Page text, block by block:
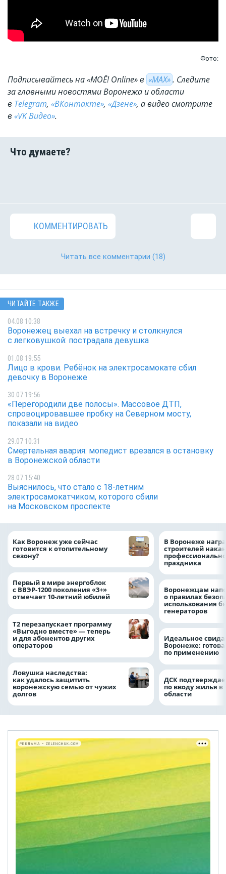
Фото:
Подписывайтесь на «МОЁ! Online» в «МАХ». Cледите
за главными новостями Воронежа и области
в Telegram, «ВКонтакте», «Дзене», а видео смотрите
в «VK Видео».
КОММЕНТИРОВАТЬ
Читать все комментарии (18)
ЧИТАЙТЕ ТАКЖЕ
04.08 10:38
Воронежец выехал на встречку и столкнулся
с легковушкой: пострадала девушка
01.08 19:55
Лицо в крови. Ребёнок на электросамокате сбил
девочку в Воронеже
30.07 19:56
«Перегородили две полосы». Массовое ДТП,
спровоцировавшее пробку на Северном мосту,
показали на видео
29.07 10:31
Смертельная авария: мопедист врезался в остановку
в Воронежской области
28.07 15:40
Выяснилось, что стало с 18-летним
электросамокатчиком, которого сбили
на Московском проспекте
Как Воронеж уже сейчас
готовится к отопительному
сезону?
Первый в мире энергоблок
с ВВЭР-1200 поколения «3+»
отмечает 10-летний юбилей
Т2 перезапускает программу
«Выгодно вместе» — теперь
и для абонентов других
операторов
Ловушка наследства:
как удалось защитить
воронежскую семью от чужих
долгов
В Воронеже
строителей
праздника
Воронежцам
о правилах
использования
генераторов
Идеальное
Воронеже:
по применению
ДСК
по вводу жилья
области
РЕКЛАМА • ZELENCHUK.COM